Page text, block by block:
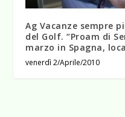
Ag Vacanze sempre
del Golf. “Proam di
marzo in Spagna,
venerdì 2/Aprile/2010